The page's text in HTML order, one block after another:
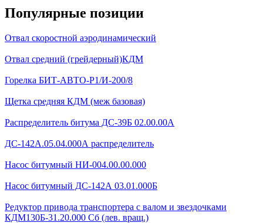
Популярные позиции
Отвал скоростной аэродинамический
Отвал средний (грейдерный)КДМ
Горелка БИТ-АВТО-Р1/И-200/8
Щетка средняя КДМ (меж базовая)
Распределитель битума ДС-39Б 02.00.00А
ДС-142А.05.04.000А распределитель
Насос битумный НИ-004.00.00.000
Насос битумный ДС-142А 03.01.000Б
Редуктор привода транспортера с валом и звездочками
КДМ130Б-31.20.000 Сб (лев. вращ.)